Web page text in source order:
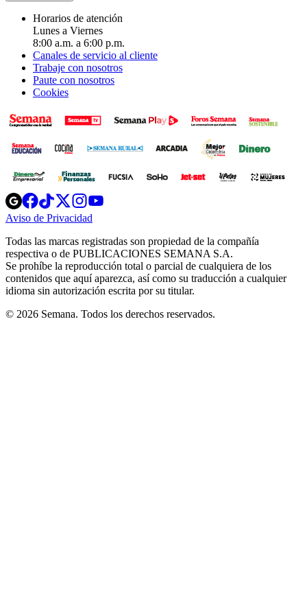
Horarios de atención
Lunes a Viernes
8:00 a.m. a 6:00 p.m.
Canales de servicio al cliente
Trabaje con nosotros
Paute con nosotros
Cookies
Opens
in
new
Opens
in
new
Opens
in
new
window
Opens
new
windowwindow
Aviso de Privacidad
new
window
Todas las marcas registradas son propiedad de la compañía
respectiva o de PUBLICACIONES SEMANA S.A.
Se prohíbe la reproducción total o parcial de cualquiera de los
contenidos que aquí aparezca, así como su traducción a cualquier
idioma sin autorización escrita por su titular.
© 2026 Semana. Todos los derechos reservados.